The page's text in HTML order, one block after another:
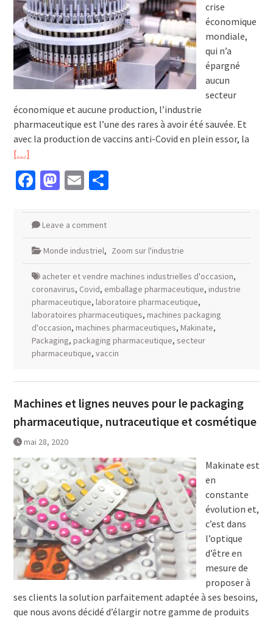
crise
économique
mondiale,
qui n’a
épargné
aucun
secteur
économique et aucune production, l’industrie
pharmaceutique est l’une des rares à avoir été sauvée. Et
avec la production de vaccins anti-Covid en plein essor, la
[…]
Facebook
Mastodon
EmailPartager
Leave a comment
Monde industriel, Zoom sur l'industrie
acheter et vendre machines industrielles d'occasion,
coronavirus, Covid, emballage pharmaceutique, industrie
pharmaceutique, laboratoire pharmaceutique,
laboratoires pharmaceutiques, machines packaging
d'occasion, machines pharmaceutiques, Makinate,
Packaging, packaging pharmaceutique, secteur
pharmaceutique, vaccin
Machines et lignes neuves pour le packaging
pharmaceutique, nutraceutique et cosmétique
mai 28, 2020
Makinate est
en
constante
évolution et,
c’est dans
l’optique
d’être en
mesure de
proposer à
ses clients la solution parfaitement adaptée à ses besoins,
que nous avons décidé d’élargir notre gamme de produits